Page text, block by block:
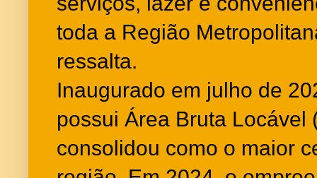
toda a Região
ressalta.
Inaugurado em julho de
possui Área Bruta Locável
consolidou como o maior